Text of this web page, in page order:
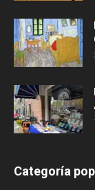
Categoría